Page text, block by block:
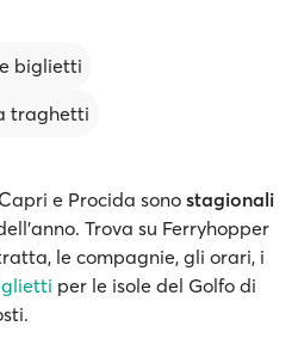
biglietti
traghetti
e Procida sonostagionali
Trova su Ferryhopper
le compagnie, gli orari, i
per le isole del Golfo di